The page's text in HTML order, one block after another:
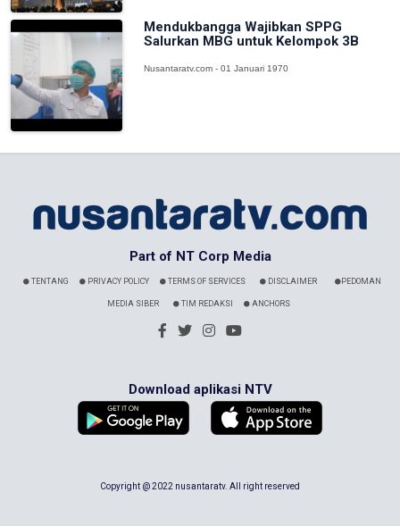
Mendukbangga Wajibkan SPPG
Salurkan MBG untuk Kelompok 3B
Nusantaratv.com - 01 Januari 1970
Part of NT Corp Media
TENTANG PRIVACY POLICY TERMS OF SERVICES DISCLAIMER PEDOMAN
MEDIA SIBER TIM REDAKSI ANCHORS
Download aplikasi NTV
Copyright @ 2022 nusantaratv. All right reserved